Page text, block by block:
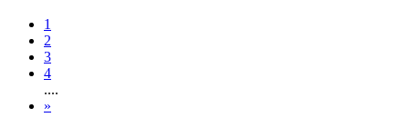
1
2
3
4
....
»